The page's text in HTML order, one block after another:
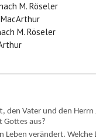
M. Röseler
M. Röseler
den Vater und den Herrn
Gottes aus?
Leben verändert.